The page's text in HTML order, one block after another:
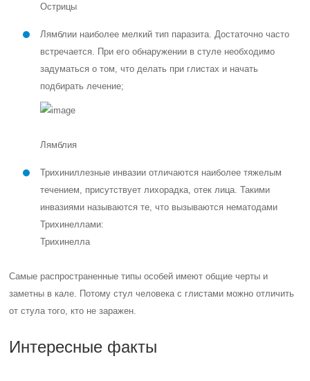
Острицы
Лямблии наиболее мелкий тип паразита. Достаточно часто
встречается. При его обнаружении в стуле необходимо
задуматься о том, что делать при глистах и начать
подбирать лечение;
Лямблия
Трихиниллезные инвазии отличаются наиболее тяжелым
течением, присутствует лихорадка, отек лица. Такими
инвазиями называются те, что вызываются нематодами
Трихинеллами:
Трихинелла
Самые распространенные типы особей имеют общие черты и
заметны в кале. Потому стул человека с глистами можно отличить
от стула того, кто не заражен.
Интересные факты